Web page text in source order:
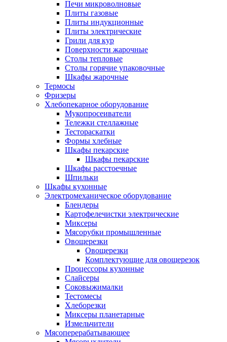
Печи микроволновые
Плиты газовые
Плиты индукционные
Плиты электрические
Грили для кур
Поверхности жарочные
Столы тепловые
Столы горячие упаковочные
Шкафы жарочные
Термосы
Фризеры
Хлебопекарное оборудование
Мукопросеиватели
Тележки стеллажные
Тестораскатки
Формы хлебные
Шкафы пекарские
Шкафы пекарские
Шкафы расстоечные
Шпильки
Шкафы кухонные
Электромеханическое оборудование
Блендеры
Картофелечистки электрические
Миксеры
Мясорубки промышленные
Овощерезки
Овощерезки
Комплектующие для овощерезок
Процессоры кухонные
Слайсеры
Соковыжималки
Тестомесы
Хлеборезки
Миксеры планетарные
Измельчители
Мясоперерабатывающее